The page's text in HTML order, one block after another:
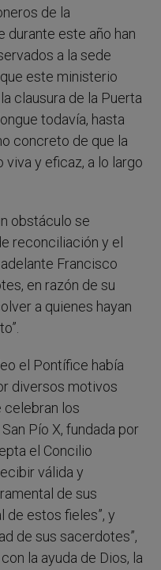
de la
durante este año han
a la sede
este ministerio
clausura de la Puerta
todavía, hasta
concreto de que la
y eficaz, a lo largo
obstáculo se
reconciliación y el
Francisco
en razón de su
a quienes hayan
el Pontífice había
diversos motivos
celebran los
Pío X, fundada por
el Concilio
válida y
de sus
de estos fieles”, y
de sus sacerdotes”,
la ayuda de Dios, la